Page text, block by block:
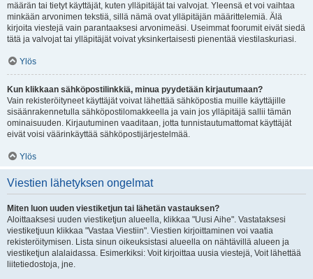
määrän tai tietyt käyttäjät, kuten ylläpitäjät tai valvojat. Yleensä et voi vaihtaa
minkään arvonimen tekstiä, sillä nämä ovat ylläpitäjän määrittelemiä. Älä
kirjoita viestejä vain parantaaksesi arvonimeäsi. Useimmat foorumit eivät siedä
tätä ja valvojat tai ylläpitäjät voivat yksinkertaisesti pienentää viestilaskuriasi.
Ylös
Kun klikkaan sähköpostilinkkiä, minua pyydetään kirjautumaan?
Vain rekisteröityneet käyttäjät voivat lähettää sähköpostia muille käyttäjille
sisäänrakennetulla sähköpostilomakkeella ja vain jos ylläpitäjä sallii tämän
ominaisuuden. Kirjautuminen vaaditaan, jotta tunnistautumattomat käyttäjät
eivät voisi väärinkäyttää sähköpostijärjestelmää.
Ylös
Viestien lähetyksen ongelmat
Miten luon uuden viestiketjun tai lähetän vastauksen?
Aloittaaksesi uuden viestiketjun alueella, klikkaa "Uusi Aihe". Vastataksesi
viestiketjuun klikkaa "Vastaa Viestiin". Viestien kirjoittaminen voi vaatia
rekisteröitymisen. Lista sinun oikeuksistasi alueella on nähtävillä alueen ja
viestiketjun alalaidassa. Esimerkiksi: Voit kirjoittaa uusia viestejä, Voit lähettää
liitetiedostoja, jne.